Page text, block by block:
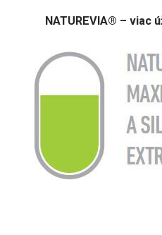
NATUREVIA® – viac